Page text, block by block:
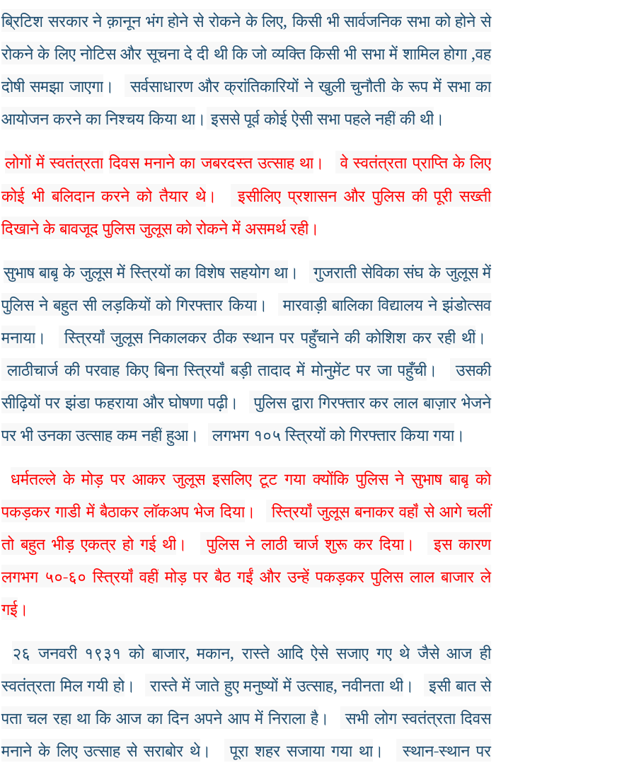
ब्रिटिश सरकार ने क़ानून भंग होने से रोकने के लिए,किसी भी सार्वजनिक सभा को होने से
रोकनेके लिएनोटिसऔर सूचनादे दी थीकि जो व्यक्तिकिसी भी सभामें शामिलहोगा,वह
दोषी समझा जाएगा। सर्वसाधारण और क्रांतिकारियों ने खुली चुनौती के रूप में सभा का
आयोजनकरनेकानिश्चयकिया था । इससेपूर्वकोईऐसीसभापहलेनहींकी थी ।
लोगों में स्वतंत्रता दिवस मनाने का जबरदस्त उत्साह था । वे स्वतंत्रता प्राप्ति के लिए
कोई भी बलिदान करने को तैयार थे। इसीलिए प्रशासन और पुलिस की पूरी सख्ती
दिखानेकेबावजूदपुलिसजुलूसकोरोकनेमेंअसमर्थरही ।
सुभाष बाबू के जुलूस में स्त्रियों का विशेष सहयोग था । गुजराती सेविका संघ के जुलूस में
पुलिस ने बहुत सी लड़कियों को गिरफ्तार किया। मारवाड़ी बालिका विद्यालय ने झंडोत्सव
मनाया । स्त्रियाँ जुलूस निकालकर ठीक स्थान पर पहुँचाने की कोशिश कर रही थीं ।
लाठीचार्ज की परवाह किए बिना स्त्रियाँ बड़ी तादाद में मोनुमेंट पर जा पहुँची।
उसकी
सीढ़ियों पर झंडा फहराया और घोषणा पढ़ी । पुलिस द्वारा गिरफ्तार कर लाल बाज़ार भेजने
परभीउनकाउत्साहकमनहींहुआ । लगभग १०५स्त्रियोंकोगिरफ्तारकियागया ।
धर्मतल्ले के मोड़ पर आकर जुलूस इसलिए टूट गया क्योंकि पुलिस ने सुभाष बाबू को
पकड़कर गाडी में बैठाकर लॉकअप भेज दिया। स्त्रियाँ जुलूस बनाकर वहाँ से आगे चलीं
तो बहुत भीड़ एकत्र हो गई थी । पुलिस ने लाठी चार्ज शुरू कर दिया। इस कारण
लगभग ५०-६० स्त्रियाँ वहीं मोड़ पर बैठ गईं और उन्हें पकड़कर पुलिस लाल बाजार ले
गई ।
२६ जनवरी १९३१ को बाजार,मकान,रास्ते आदि ऐसे सजाए गए थे जैसे आज ही
स्वतंत्रता मिल गयी हो। रास्ते में जाते हुए मनुष्यों में उत्साह,नवीनता थी। इसी बात से
पता चल रहा था कि आज का दिन अपने आप में निराला है । सभी लोग स्वतंत्रता दिवस
मनाने के लिए उत्साह से सराबोर थे। पूरा शहर सजाया गया था। स्थान-स्थान पर